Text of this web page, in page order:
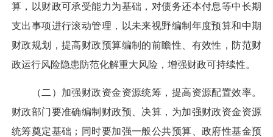
算，以财政可承受能力为基础，对债务还本付息等中长期
支出事项进行滚动管理，以未来视野编制年度预算和中期
财政规划，提高财政预算编制的前瞻性、有效性，防范财
政运行风险隐患防范化解重大风险，增强财政可持续性。
（二）加强财政资金资源统筹，提高资源配置效率。
财政部门要准确编制财政预、决算，为加强财政资金资源
统筹奠定基础；同时要加强一般公共预算、政府性基金预